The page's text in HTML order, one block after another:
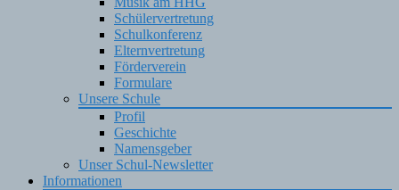
Schülervertretung
Schulkonferenz
Elternvertretung
Förderverein
Formulare
Unsere Schule
Profil
Geschichte
Namensgeber
Unser Schul-Newsletter
Informationen